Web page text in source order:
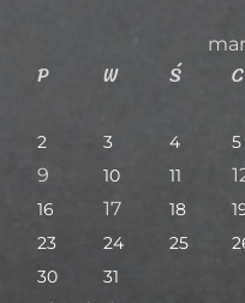
P W Ś C
2 3 4 5
9
10 11
16
17 18
23 24 25
30
31